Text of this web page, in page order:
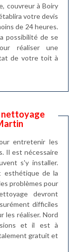
couvreur à Boiry
votre devis
de 24 heures.
possibilité de se
réaliser une
de votre toit à
nettoyage
entretenir les
Il est nécessaire
s'y installer.
esthétique de la
problèmes pour
devront
difficiles
les réaliser. Nord
et il est à
gratuit et